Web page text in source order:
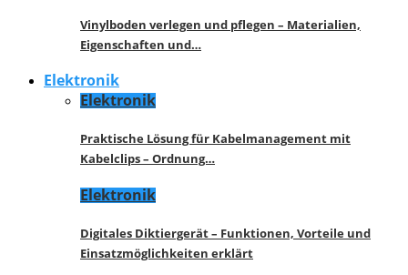
Vinylboden verlegen und pflegen – Materialien,
Eigenschaften und…
Elektronik
Elektronik
Praktische Lösung für Kabelmanagement mit
Kabelclips – Ordnung…
Elektronik
Digitales Diktiergerät – Funktionen, Vorteile und
Einsatzmöglichkeiten erklärt